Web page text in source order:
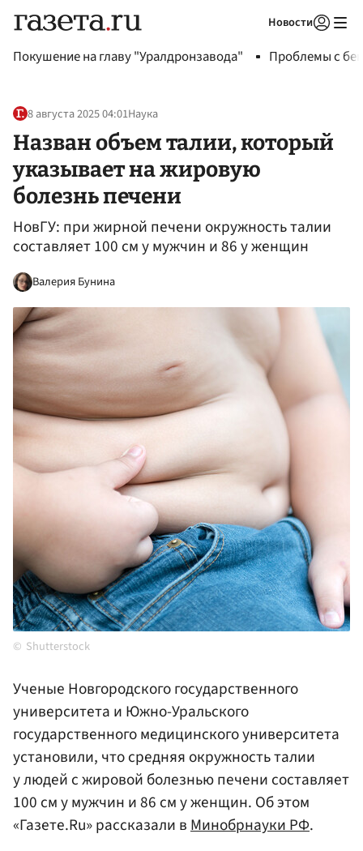
Новости
Покушение на главу "Уралдронзавода" Проблемы с
8 августа 2025 04:01Наука
Назван объем талии, который
указывает на жировую
болезнь печени
НовГУ: при жирной печени окружность талии
составляет 100 см у мужчин и 86 у женщин
Валерия Бунина
Shutterstock
Ученые Новгородского государственного
университета и Южно-Уральского
государственного медицинского университета
установили, что средняя окружность талии
у людей с жировой болезнью печени составляет
100 см у мужчин и 86 см у женщин. Об этом
«Газете.Ru» рассказали вМинобрнауки РФ.